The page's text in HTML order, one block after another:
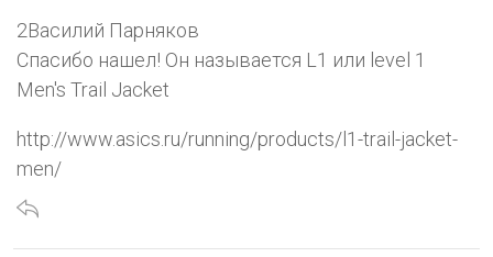
2Василий Парняков
Спасибо нашел! Он называется L1 или level 1
Men's Trail Jacket
http://www.asics.ru/running/products/l1-trail-jacket-
men/